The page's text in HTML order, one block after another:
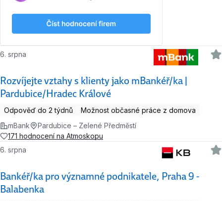
Rozvíjejte vztahy s klienty jako mBankéř/ka |
Pardubice/Hradec Králové
6. srpna
Odpověď do 2 týdnů
Možnost občasné práce z domova
mBank
Pardubice – Zelené Předměstí
171 hodnocení na Atmoskopu
Bankéř/ka pro významné podnikatele, Praha 9 -
Balabenka
6. srpna